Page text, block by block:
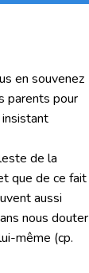
en souvenez
parents pour
de la
que de ce fait
aussi
nous douter
même (cp.